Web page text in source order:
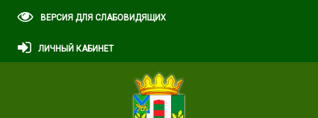
ВЕРСИЯ ДЛЯ СЛАБОВИДЯЩИХ
ЛИЧНЫЙ КАБИНЕТ